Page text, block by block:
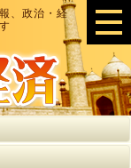
、政治・経